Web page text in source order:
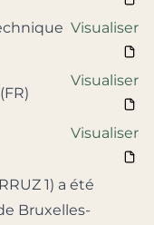
Visualiser
Visualiser
Visualiser
1) a été
Bruxelles-